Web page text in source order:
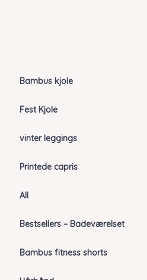
Bambus kjole
Fest Kjole
vinter leggings
Printede capris
All
Bestsellers – Badeværelset
Bambus fitness shorts